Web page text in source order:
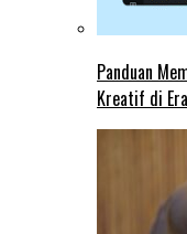
Panduan
Kreatif di